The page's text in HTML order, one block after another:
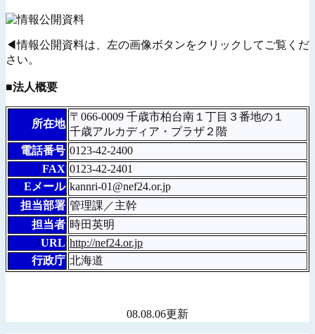
◀情報公開資料は、左の画像ボタンをクリックしてご覧くだ
さい。
■法人概要
所在地
〒066-0009 千歳市柏台南１丁目３番地の１
千歳アルカディア・プラザ２階
電話番号 0123-42-2400
FAX 0123-42-2401
Eメール kannri-01@nef24.or.jp
担当部署 管理課／主幹
担当者 時田英明
URL http://nef24.or.jp
行政庁 北海道
08.08.06更新